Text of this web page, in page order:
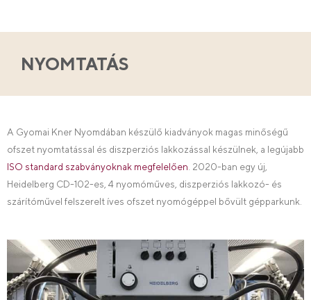
NYOMTATÁS
A Gyomai Kner Nyomdában készülő kiadványok magas minőségű
ofszet nyomtatással és diszperziós lakkozással készülnek, a legújabb
ISO standard szabványoknak megfelelően . 2020-ban egy új,
Heidelberg CD-102-es, 4 nyomóműves, diszperziós lakkozó- és
szárítóművel felszerelt íves ofszet nyomógéppel bővült gépparkunk.